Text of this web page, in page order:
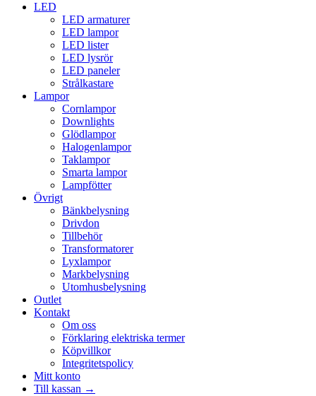
LED
LED armaturer
LED lampor
LED lister
LED lysrör
LED paneler
Strålkastare
Lampor
Cornlampor
Downlights
Glödlampor
Halogenlampor
Taklampor
Smarta lampor
Lampfötter
Övrigt
Bänkbelysning
Drivdon
Tillbehör
Transformatorer
Lyxlampor
Markbelysning
Utomhusbelysning
Outlet
Kontakt
Om oss
Förklaring elektriska termer
Köpvillkor
Integritetspolicy
Mitt konto
Till kassan →